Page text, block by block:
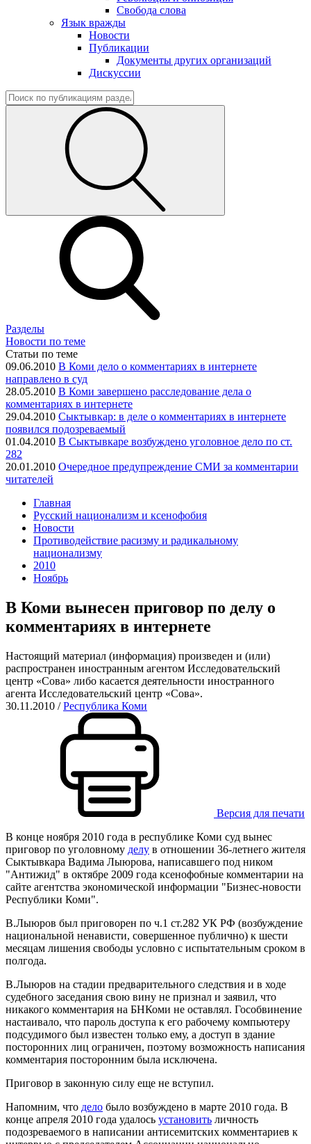
Свобода слова
Язык вражды
Новости
Публикации
Документы других организаций
Дискуссии
Разделы
Новости по теме
Статьи по теме
09.06.2010 В Коми дело о комментариях в интернете
направлено в суд
28.05.2010 В Коми завершено расследование дела о
комментариях в интернете
29.04.2010 Сыктывкар: в деле о комментариях в интернете
появился подозреваемый
01.04.2010 В Сыктывкаре возбуждено уголовное дело по ст.
282
20.01.2010 Очередное предупреждение СМИ за комментарии
читателей
Главная
Русский национализм и ксенофобия
Новости
Противодействие расизму и радикальному
национализму
2010
Ноябрь
В Коми вынесен приговор по делу о
комментариях в интернете
Настоящий материал (информация) произведен и (или)
распространен иностранным агентом Исследовательский
центр «Сова» либо касается деятельности иностранного
агента Исследовательский центр «Сова».
30.11.2010 /Республика Коми
Версия для печати
В конце ноября 2010 года в республике Коми суд вынес
приговор по уголовному делу в отношении 36-летнего жителя
Сыктывкара Вадима Лыюрова, написавшего под ником
"Антижид" в октябре 2009 года ксенофобные комментарии на
сайте агентства экономической информации "Бизнес-новости
Республики Коми".
В.Лыюров был приговорен по ч.1 ст.282 УК РФ (возбуждение
национальной ненависти, совершенное публично) к шести
месяцам лишения свободы условно с испытательным сроком в
полгода.
В.Лыюров на стадии предварительного следствия и в ходе
судебного заседания свою вину не признал и заявил, что
никакого комментария на БНКоми не оставлял. Гособвинение
настаивало, что пароль доступа к его рабочему компьютеру
подсудимого был известен только ему, а доступ в здание
посторонних лиц ограничен, поэтому возможность написания
комментария посторонним была исключена.
Приговор в законную силу еще не вступил.
Напомним, что дело было возбуждено в марте 2010 года. В
конце апреля 2010 года удалось установить личность
подозреваемого в написании антисемитских комментариев к